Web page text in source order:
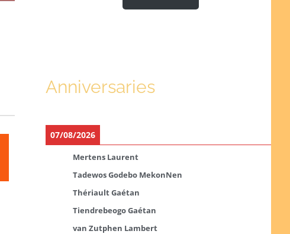
Anniversaries
07/08/2026
Mertens Laurent
Tadewos Godebo MekonNen
Thériault Gaétan
Tiendrebeogo Gaétan
van Zutphen Lambert